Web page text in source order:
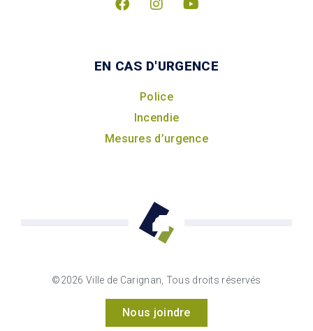
EN CAS D'URGENCE
Police
Incendie
Mesures d’urgence
©2026 Ville de Carignan, Tous droits réservés
Nous joindre